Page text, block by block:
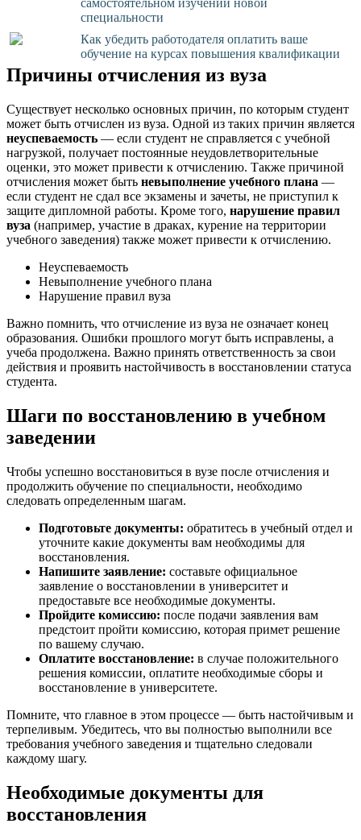
самостоятельном изучении новой
специальности
Как убедить работодателя оплатить ваше
обучение на курсах повышения квалификации
Причины отчисления из вуза
Существует несколько основных причин, по которым студент
может быть отчислен из вуза. Одной из таких причин является
неуспеваемость — если студент не справляется с учебной
нагрузкой, получает постоянные неудовлетворительные
оценки, это может привести к отчислению. Также причиной
отчисления может быть невыполнение учебного плана —
если студент не сдал все экзамены и зачеты, не приступил к
защите дипломной работы. Кроме того, нарушение правил
вуза (например, участие в драках, курение на территории
учебного заведения) также может привести к отчислению.
Неуспеваемость
Невыполнение учебного плана
Нарушение правил вуза
Важно помнить, что отчисление из вуза не означает конец
образования. Ошибки прошлого могут быть исправлены, а
учеба продолжена. Важно принять ответственность за свои
действия и проявить настойчивость в восстановлении статуса
студента.
Шаги по восстановлению в учебном
заведении
Чтобы успешно восстановиться в вузе после отчисления и
продолжить обучение по специальности, необходимо
следовать определенным шагам.
Подготовьте документы: обратитесь в учебный отдел и
уточните какие документы вам необходимы для
восстановления.
Напишите заявление: составьте официальное
заявление о восстановлении в университет и
предоставьте все необходимые документы.
Пройдите комиссию: после подачи заявления вам
предстоит пройти комиссию, которая примет решение
по вашему случаю.
Оплатите восстановление: в случае положительного
решения комиссии, оплатите необходимые сборы и
восстановление в университете.
Помните, что главное в этом процессе — быть настойчивым и
терпеливым. Убедитесь, что вы полностью выполнили все
требования учебного заведения и тщательно следовали
каждому шагу.
Необходимые документы для
восстановления